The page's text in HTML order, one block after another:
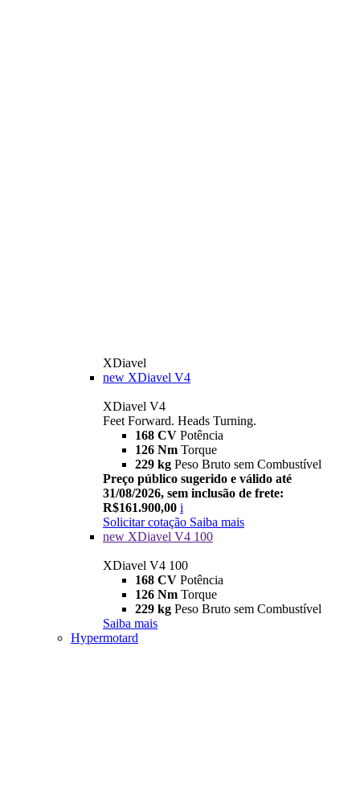
XDiavel
new XDiavel V4
XDiavel V4
Feet Forward. Heads Turning.
168 CV Potência
126 Nm Torque
229 kg Peso Bruto sem Combustível
Preço público sugerido e válido até
31/08/2026, sem inclusão de frete:
R$161.900,00 i
Solicitar cotação Saiba mais
new XDiavel V4 100
XDiavel V4 100
168 CV Potência
126 Nm Torque
229 kg Peso Bruto sem Combustível
Saiba mais
Hypermotard